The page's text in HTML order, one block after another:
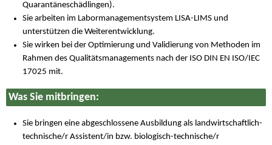
Quarantäneschädlingen).
Sie arbeiten im Labormanagementsystem LISA-LIMS und
unterstützen die Weiterentwicklung.
Sie wirken bei der Optimierung und Validierung von Methoden im
Rahmen des Qualitätsmanagements nach der ISO DIN EN ISO/IEC
17025 mit.
Was Sie mitbringen:
Sie bringen eine abgeschlossene Ausbildung als landwirtschaftlich-
technische/r Assistent/in bzw. biologisch-technische/r